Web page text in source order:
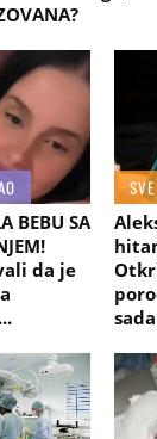
BEBU SA
da je